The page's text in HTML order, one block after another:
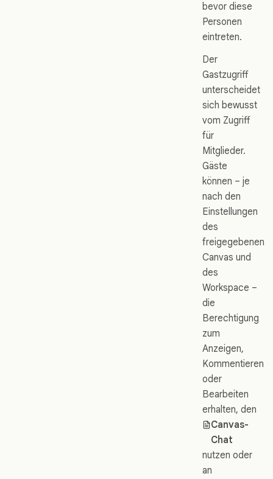
bevor diese
Personen
eintreten.
Der
Gastzugriff
unterscheidet
sich bewusst
vom Zugriff
für
Mitglieder.
Gäste
können – je
nach den
Einstellungen
des
freigegebenen
Canvas und
des
Workspace –
die
Berechtigung
zum
Anzeigen,
Kommentieren
oder
Bearbeiten
erhalten, den
Canvas-
Chat
nutzen oder
an